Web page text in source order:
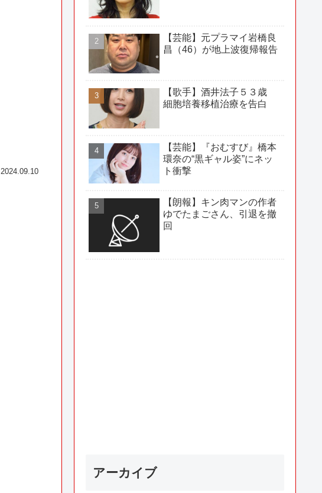
2024.09.10
【芸能】元プラマイ岩橋良
昌（46）が地上波復帰報告
【歌手】酒井法子５３歳
細胞培養移植治療を告白
【芸能】『おむすび』橋本
環奈の“黒ギャル姿”にネッ
ト衝撃
【朗報】キン肉マンの作者
ゆでたまごさん、引退を撤
回
アーカイブ